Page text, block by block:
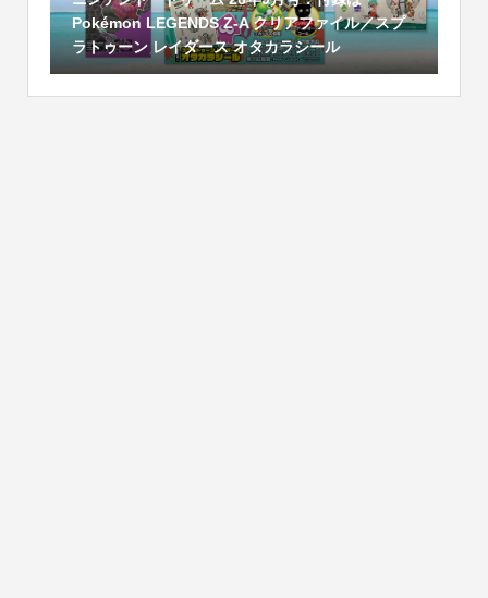
Pokémon LEGENDS Z-A クリアファイル／スプ
ラトゥーン レイダース オタカラシール